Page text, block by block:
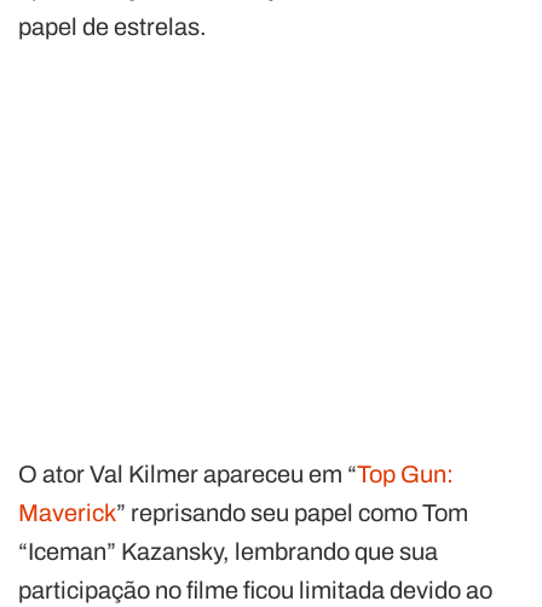
papel de estrelas.
O ator Val Kilmer apareceu em “Top Gun:
Maverick” reprisando seu papel como Tom
“Iceman” Kazansky, lembrando que sua
participação no filme ficou limitada devido ao